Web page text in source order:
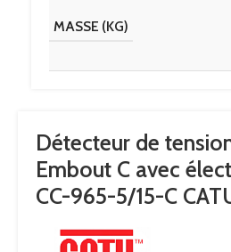
MASSE (KG)
Détecteur de
Embout C avec
CC-965-5/15-C